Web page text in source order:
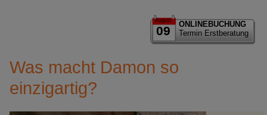
August
09
ONLINEBUCHUNG
Termin Erstberatung
Was macht Damon so
einzigartig?